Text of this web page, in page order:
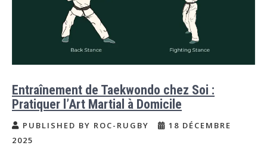
Entraînement de Taekwondo chez Soi :
Pratiquer l’Art Martial à Domicile
PUBLISHED BY ROC-RUGBY
18 DÉCEMBRE
2025